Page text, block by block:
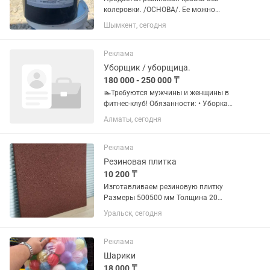
колеровки. /ОСНОВА/. Ее можно
наносить как основной слой(и), а
цветную уже поверх нее. Тем самым Вы
Резиновая краска-это специальный...
Шымкент, сегодня
Реклама
Уборщик / уборщица.
180 000 - 250 000 ₸
🏊Требуются мужчины и женщины в
фитнес-клуб! Обязанности: • Уборка
мужской, женской и детской зоны
бассейна, спортивных залов и
уборок. • Работа с инвентарем и...
Алматы, сегодня
Реклама
Резиновая плитка
10 200 ₸
Изготавливаем резиновую плитку
Размеры 500500 мм Толщина 20
мм-10300 за м2 Толщина 30 мм-13200
за м2 Толщина 40 мм-16000 за м2
площадок ,а также для бассейнов
гаражей...
Уральск, сегодня
Реклама
Шарики